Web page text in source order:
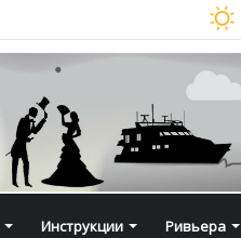
Инструкции Ривьера